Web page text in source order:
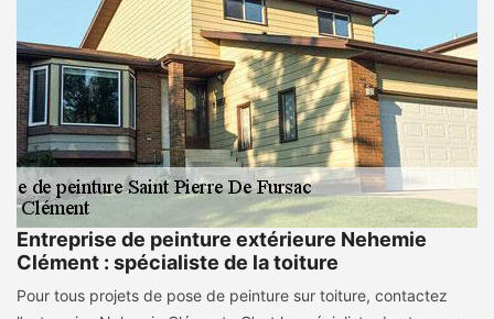
Entreprise de peinture extérieure Nehemie
Clément : spécialiste de la toiture
Pour tous projets de pose de peinture sur toiture, contactez